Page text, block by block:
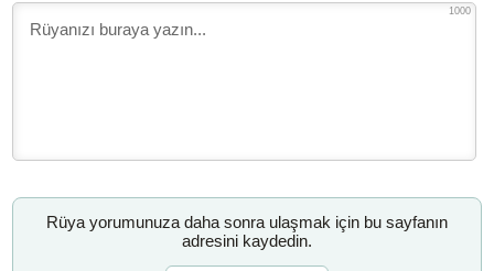
1000
Rüya yorumunuza daha sonra ulaşmak için bu sayfanın
adresini kaydedin.